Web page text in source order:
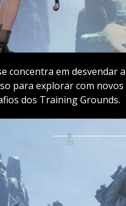
concentra em desvendar
para explorar com
dos Training Grounds.